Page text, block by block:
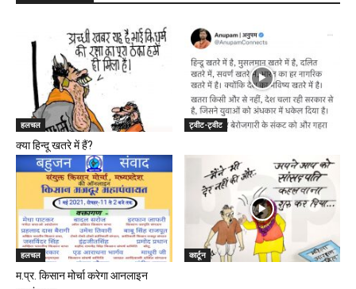
हलचल
क्या हिन्दू खतरे में हैं?
ट्वीट-ट्वीट
हलचल
म.प्र. किसान मोर्चा करेगा आनलाइन
कार्टून